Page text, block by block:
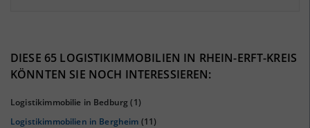
DIESE 65 LOGISTIKIMMOBILIEN IN RHEIN-ERFT-KREIS
KÖNNTEN SIE NOCH INTERESSIEREN:
Logistikimmobilie in Bedburg(1)
Logistikimmobilien in Bergheim (11)